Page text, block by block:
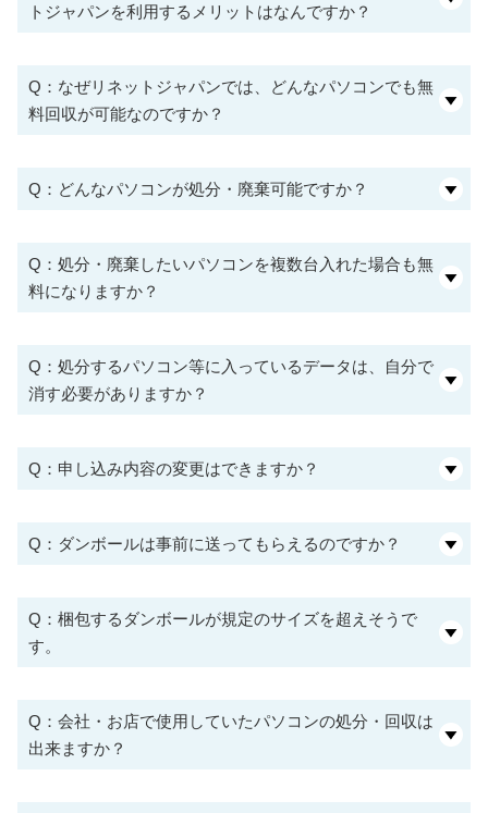
トジャパンを利用するメリットはなんですか？
Q：なぜリネットジャパンでは、どんなパソコンでも無
料回収が可能なのですか？
Q：どんなパソコンが処分・廃棄可能ですか？
Q：処分・廃棄したいパソコンを複数台入れた場合も無
料になりますか？
Q：処分するパソコン等に入っているデータは、自分で
消す必要がありますか？
Q：申し込み内容の変更はできますか？
Q：ダンボールは事前に送ってもらえるのですか？
Q：梱包するダンボールが規定のサイズを超えそうで
す。
Q：会社・お店で使用していたパソコンの処分・回収は
出来ますか？